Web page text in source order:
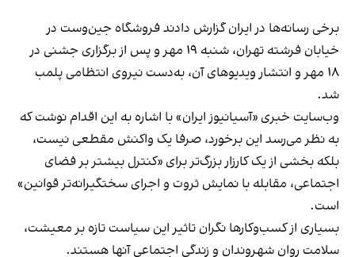
برخی رسانه‌ها در ایران گزارش دادند فروشگاه جین‌وست در
خیابان فرشته تهران، شنبه ۱۹ مهر و پس از برگزاری جشنی در
۱۸ مهر و انتشار ویدیوهای آن، به‌دست نیروی انتظامی پلمب
شد.
وب‌سایت خبری «آسیانیوز ایران» با اشاره به این اقدام نوشت که
به نظر می‌رسد این برخورد، صرفا یک واکنش مقطعی نیست،
بلکه بخشی از یک کارزار بزرگ‌تر برای «کنترل بیشتر بر فضای
اجتماعی، مقابله با نمایش ثروت و اجرای سختگیرانه‌تر قوانین»
است.
بسیاری از کسب‌وکارها نگران تاثیر این سیاست‌ تازه بر معیشت،
سلامت روان شهروندان و زندگی اجتماعی آنها هستند.